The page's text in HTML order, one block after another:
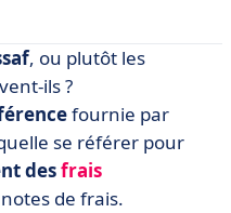
, ou plutôt les
ils ?
fournie par
se référer pour
desfrais
de frais.